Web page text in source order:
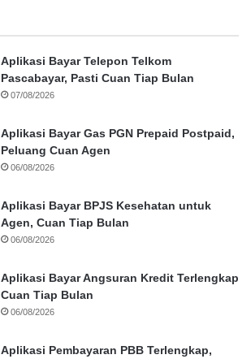
Aplikasi Bayar Telepon Telkom
Pascabayar, Pasti Cuan Tiap Bulan
07/08/2026
Aplikasi Bayar Gas PGN Prepaid Postpaid,
Peluang Cuan Agen
06/08/2026
Aplikasi Bayar BPJS Kesehatan untuk
Agen, Cuan Tiap Bulan
06/08/2026
Aplikasi Bayar Angsuran Kredit Terlengkap
Cuan Tiap Bulan
06/08/2026
Aplikasi Pembayaran PBB Terlengkap,